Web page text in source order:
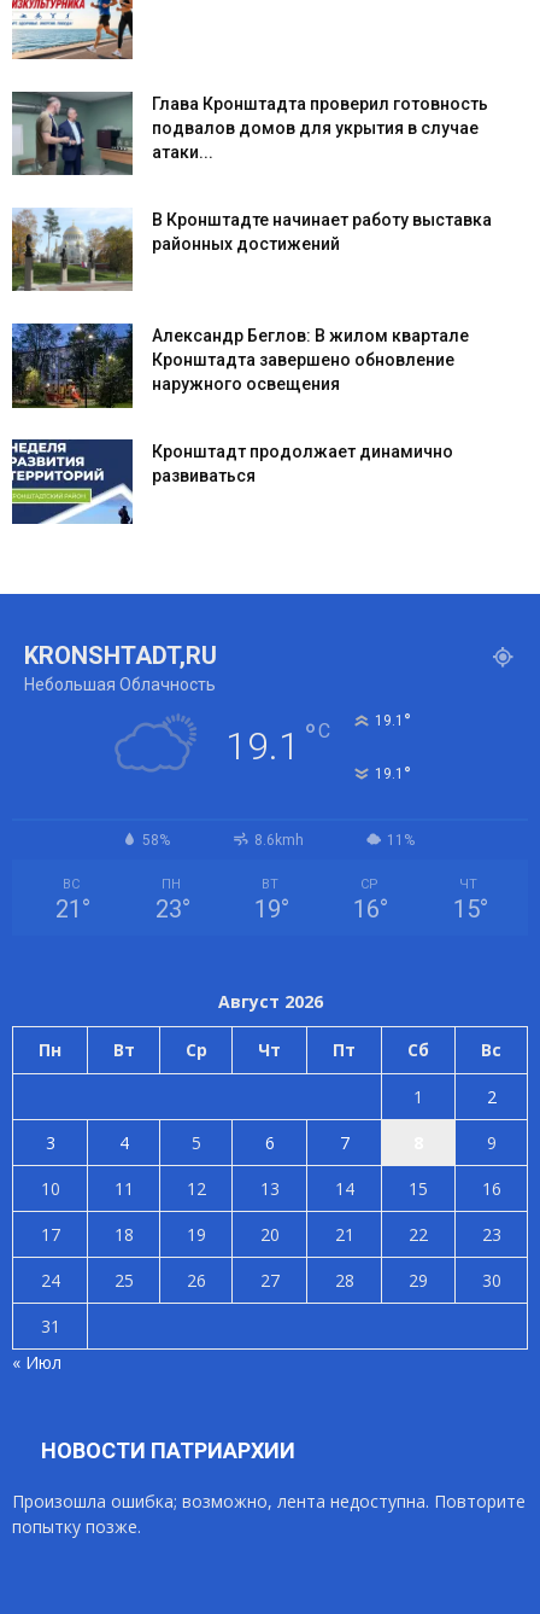
Глава Кронштадта проверил готовность
подвалов домов для укрытия в случае
атаки...
В Кронштадте начинает работу выставка
районных достижений
Александр Беглов: В жилом квартале
Кронштадта завершено обновление
наружного освещения
Кронштадт продолжает динамично
развиваться
KRONSHTADT,RU
Небольшая Облачность
19.1 °C 19.1 °
19.1 °
58% 8.6kmh 11%
ВС
21 °
ПН
23°
ВТ
19°
СР
16°
ЧТ
15°
Август 2026
Пн Вт Ср Чт Пт Сб Вс
1
2
3
4 5 6 7
9
10
11 12 13 14 15
16
17
18 19 20 21 22
23
24
25 26 27 28 29
30
31
« Июл
НОВОСТИ ПАТРИАРХИИ
Произошла ошибка; возможно, лента недоступна. Повторите
попытку позже.